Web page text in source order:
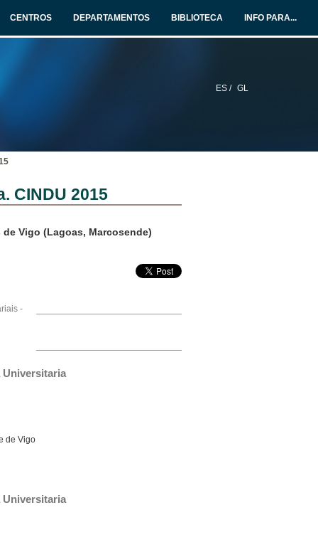
CENTROS DEPARTAMENTOS BIBLIOTECA INFO PARA...
ES / GL
CINDU 2015
Vigo (Lagoas, Marcosende)
-
Universitaria
de Vigo
Universitaria